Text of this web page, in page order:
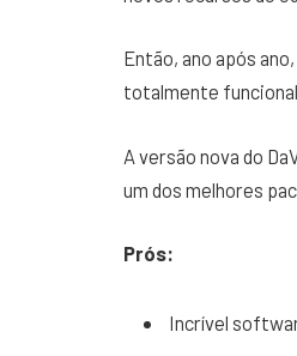
Então, ano após
totalmente
A versão nova do
um dos melhores
Prós:
Incrível